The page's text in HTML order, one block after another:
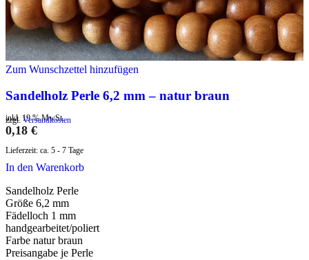
Zum Wunschzettel hinzufügen
Sandelholz Perle 6,2 mm – natur braun
inkl. 19 % MwSt.
zzgl. Versandkosten
0,18 €
Lieferzeit: ca. 5 - 7 Tage
In den Warenkorb
Sandelholz Perle
Größe 6,2 mm
Fädelloch 1 mm
handgearbeitet/poliert
Farbe natur braun
Preisangabe je Perle